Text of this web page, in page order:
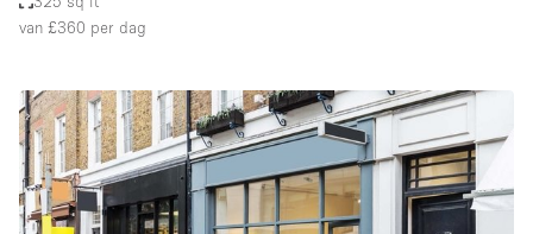
van £360 per dag